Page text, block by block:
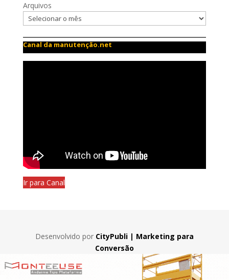
Arquivos
Canal da manutenção.net
Ir para Canal
Desenvolvido por CityPubli | Marketing para
Conversão